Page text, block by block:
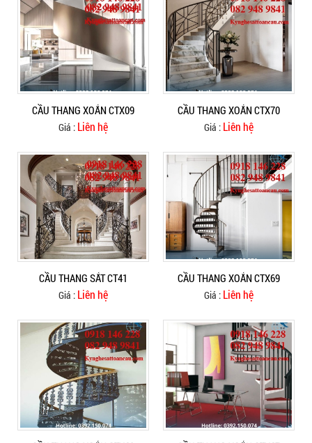
CẦU THANG XOẮN CTX09
Giá : Liên hệ
CẦU THANG XOẮN CTX70
Giá : Liên hệ
CẦU THANG SẮT CT41
Giá : Liên hệ
CẦU THANG XOẮN CTX69
Giá : Liên hệ